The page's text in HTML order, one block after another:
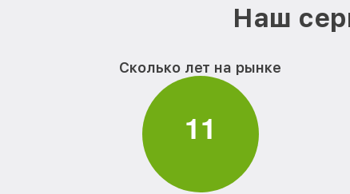
Наш
Сколько лет на рынке
11